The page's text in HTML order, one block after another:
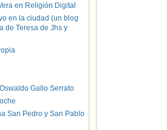
en Religión Digital
en la ciudad (un blog
de Teresa de Jhs y
Gallo Serrato
San Pedro y San Pablo